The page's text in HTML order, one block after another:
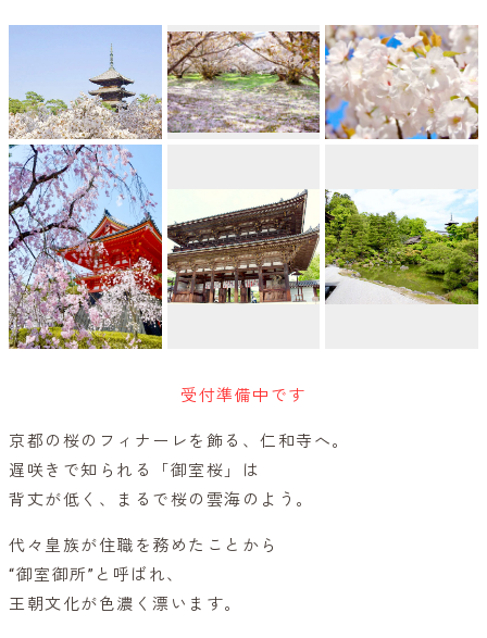
受付準備中です
京都の桜のフィナーレを飾る、仁和寺へ。
遅咲きで知られる「御室桜」は
背丈が低く、まるで桜の雲海のよう。
代々皇族が住職を務めたことから
“御室御所”と呼ばれ、
王朝文化が色濃く漂います。